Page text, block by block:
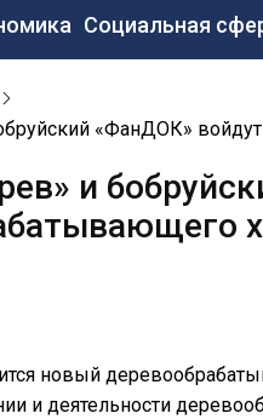
Социальная
«ФанДОК»
и
новый
и деятельности